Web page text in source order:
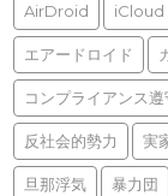
AirDroid iCloud
エアードロイド
コンプライアンス遵
反社会的勢力 実
旦那浮気 暴力団